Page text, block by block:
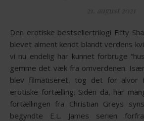
21. august 2021
Den erotiske bestsellertrilogi Fifty Shades er efterhånden
blevet alment kendt blandt verdens
vi nu endelig har kunnet forbruge
gemme det væk fra omverdenen.
blev filmatiseret, tog det for alvor
erotiske fortælling. Siden da, har
fortællingen fra Christian Greys
begyndte E.L. James serien